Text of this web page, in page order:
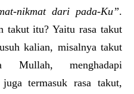
nikmat dari pada-Ku”.
takut itu? Yaitu rasa takut
kalian, misalnya takut
Mullah, menghadapi
termasuk rasa takut,